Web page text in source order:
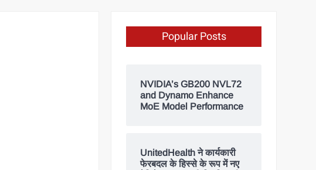
Popular Posts
NVIDIA’s GB200 NVL72
and Dynamo Enhance
MoE Model Performance
UnitedHealth ने कार्यकारी
फेरबदल के हिस्से के रूप में नए